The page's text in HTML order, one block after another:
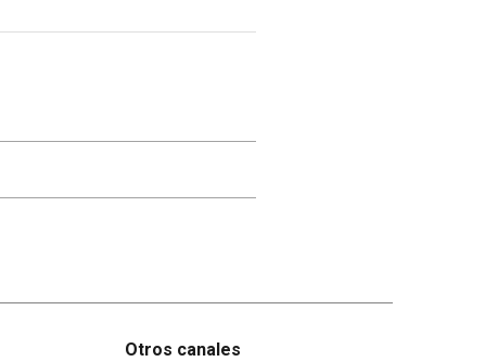
Otros canales